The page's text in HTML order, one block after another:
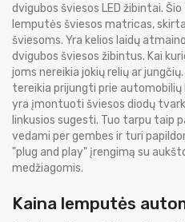
dvigubos šviesos LED žibintai.
lemputės šviesos matricas,
šviesoms. Yra kelios laidų
dvigubos šviesos žibintus. Kai
joms nereikia jokių relių ar
tereikia prijungti prie automobilių
yra įmontuoti šviesos diodų
linkusios sugesti. Tuo tarpu taip
vedami per gembes ir turi
"plug and play" įrengimą su
medžiagomis.
Kaina lemputės